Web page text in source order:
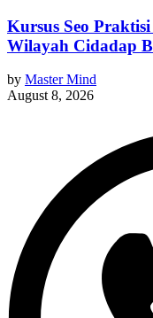
Kursus Seo
Wilayah Cidadap
by Master Mind
August 8, 2026